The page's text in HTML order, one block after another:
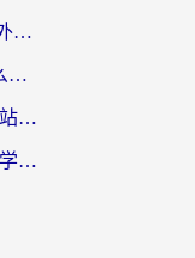
全民K歌国外如何听原唱？海外党亲测有效的回国加速器选择指南
在海外如果使用交管12123怎么处理？留学生亲测有效的回国加速方案
海外看国内电视直播用什么网站比较好？一篇解决你所有追剧难题的实用指南
在国外如何打开中国网站？留学生与海外华人的无缝访问指南